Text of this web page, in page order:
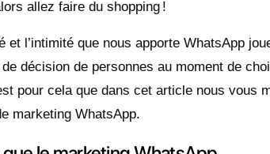
entrepreneur aux plus grandes
utilisateurs (nous inclus), vont
regardant des stories, des
les entrepreneurs et les